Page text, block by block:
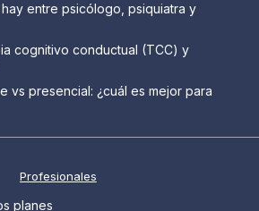
entre psicólogo, psiquiatra y
cognitivo conductual (TCC) y
vs presencial: ¿cuál es mejor para
Profesionales
planes